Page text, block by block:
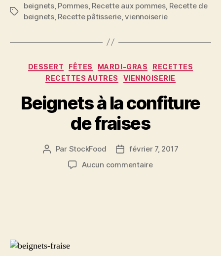
Étiquettes
beignets, Pommes, Recette aux pommes, Recette de
beignets, Recette pâtisserie,viennoiserie
Catégories
DESSERT FÊTES MARDI-GRAS
RECETTES
RECETTES AUTRES
VIENNOISERIE
Beignets à la confiture
de fraises
Auteur
l’article
Par StockFood
Datefévrier 7, 2017
Aucun commentairesur